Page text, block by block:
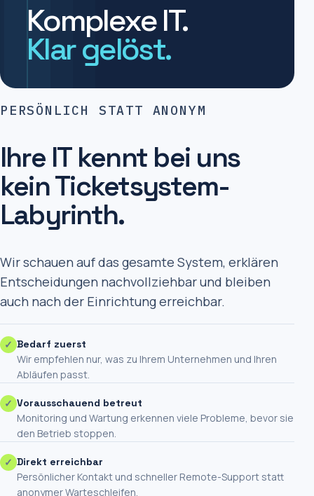
Komplexe IT.
Klar gelöst.
PERSÖNLICH STATT ANONYM
Ihre IT kennt bei uns
kein Ticketsystem-
Labyrinth.
Wir schauen auf das gesamte System, erklären
Entscheidungen nachvollziehbar und bleiben
auch nach der Einrichtung erreichbar.
✓ Bedarf zuerst
Wir empfehlen nur, was zu Ihrem Unternehmen und Ihren
Abläufen passt.
✓ Vorausschauend betreut
Monitoring und Wartung erkennen viele Probleme, bevor sie
den Betrieb stoppen.
✓ Direkt erreichbar
Persönlicher Kontakt und schneller Remote-Support statt
anonymer Warteschleifen.